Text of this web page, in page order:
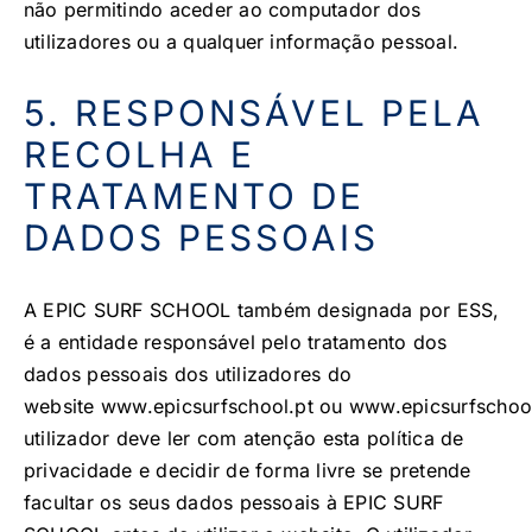
não permitindo aceder ao computador dos
utilizadores ou a qualquer informação pessoal.
5. RESPONSÁVEL PELA
RECOLHA E
TRATAMENTO DE
DADOS PESSOAIS
A EPIC SURF SCHOOL também designada por ESS,
é a entidade responsável pelo tratamento dos
dados pessoais dos utilizadores do
website www.epicsurfschool.ptou
utilizador deve ler com atenção esta política de
privacidade e decidir de forma livre se pretende
facultar os seus dados pessoais à EPIC SURF